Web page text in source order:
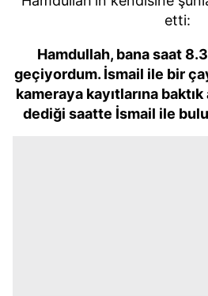
etti:
Hamdullah, bana saat
geçiyordum. İsmail ile bir
kameraya kayıtlarına
dediği saatte İsmail ile